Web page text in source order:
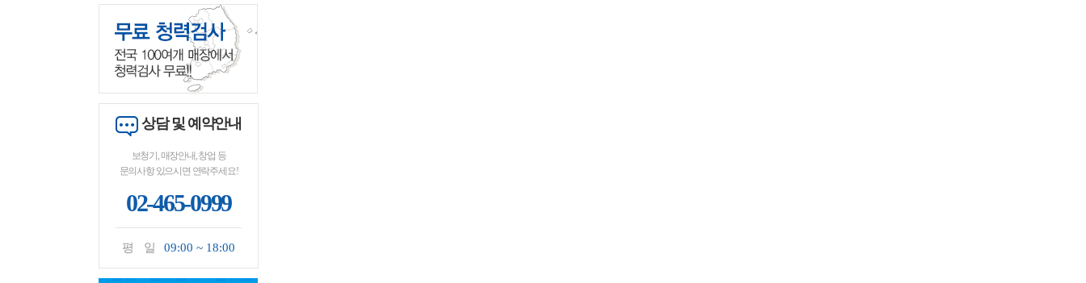
상담 및 예약안내
보청기, 매장안내, 창업 등
문의사항 있으시면 연락주세요!
02-465-0999
평 일 09:00 ~ 18:00